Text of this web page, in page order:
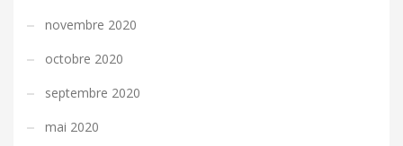
novembre 2020
octobre 2020
septembre 2020
mai 2020